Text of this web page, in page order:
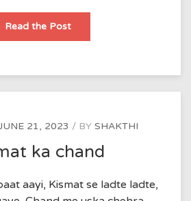
सा
में
जगह
डाल
के
से
के
Read the PostEk
ki
21, 2023 BY SHAKTHI
ka chand
aayi, Kismat se ladte ladte,